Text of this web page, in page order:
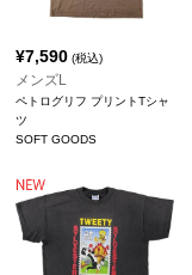
¥7,590 (税込)
メンズL
ペトログリフ プリントTシャ
ツ
SOFT GOODS